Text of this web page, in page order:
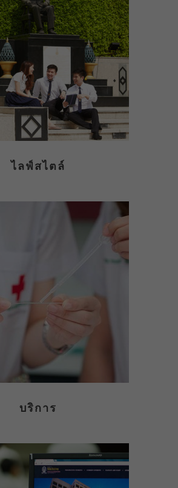
ไลฟ์สไตล์
บริการ